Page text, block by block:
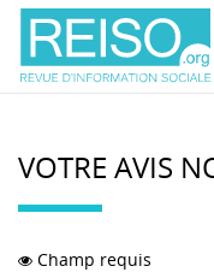
VOTRE AVIS
Champ requis